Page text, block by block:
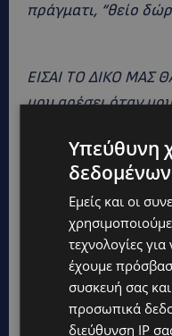
πράγματι, “θείο
ΕΙΣΑΙ ΤΟ ΔΙΚΟ ΜΑΣ
μου αρέσει όταν
Θεού. Σε ευχαριστώ
προσευχές που
Παναγία έγινα
υγείας μου, και
τα γενέθλια σου.
της Παναγίας
Υπεύθυνη
Εμείς και οι
τεχνολογίες
έχουμε
συσκευή σας
προσωπικά
διεύθυνση IP